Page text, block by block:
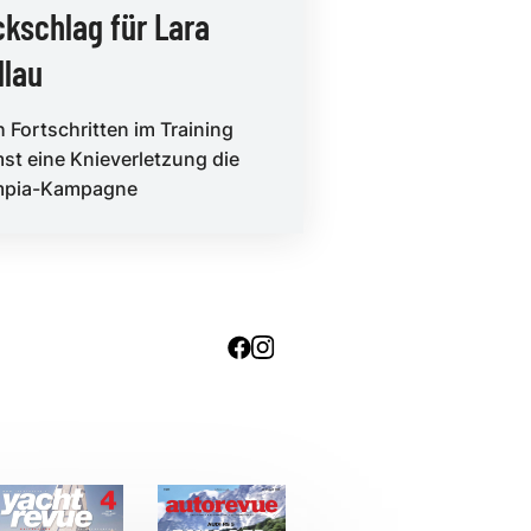
für Lara
Fortschritten im Training
eine Knieverletzung die
Kampagne